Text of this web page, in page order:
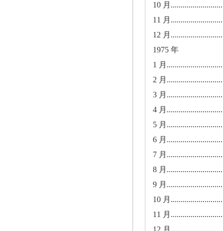
10 月
11 月
12 月
1975 年
1 月
2 月
3 月
4 月
5 月
6 月
7 月
8 月
9 月
10 月
11 月
12 月